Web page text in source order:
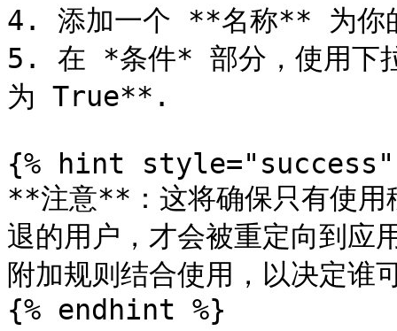
4. 添加一个 **名称** 为你
5. 在 *条件* 部分，使用下
为 True**.
{% hint style="success"
**注意**：这将确保只有使用
退的用户，才会被重定向到应
附加规则结合使用，以决定谁
{% endhint %}